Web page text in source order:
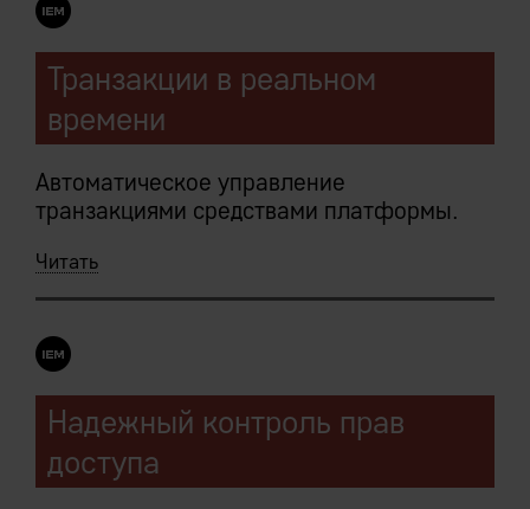
Следует из:
Системы
Исключительная всеохватность и
единственность
.NULL.
Транзакции в реальном
времени
Автоматическое управление
транзакциями средствами платформы.
Сервер приложений транзакционно
атомарен: платформа гарантирует, что
завершены, либо все изменения
отменены.
Читать
Надежный контроль прав
доступа